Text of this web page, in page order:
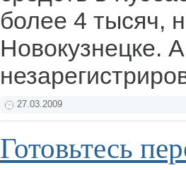
более 4 тысяч,
Новокузнецке.
27.03.2009
Готовьтесь